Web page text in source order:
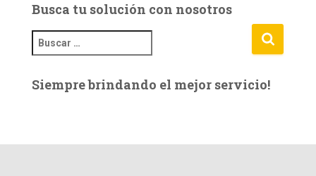
Busca tu solución con nosotros
u
c
Siempre brindando el mejor servicio!